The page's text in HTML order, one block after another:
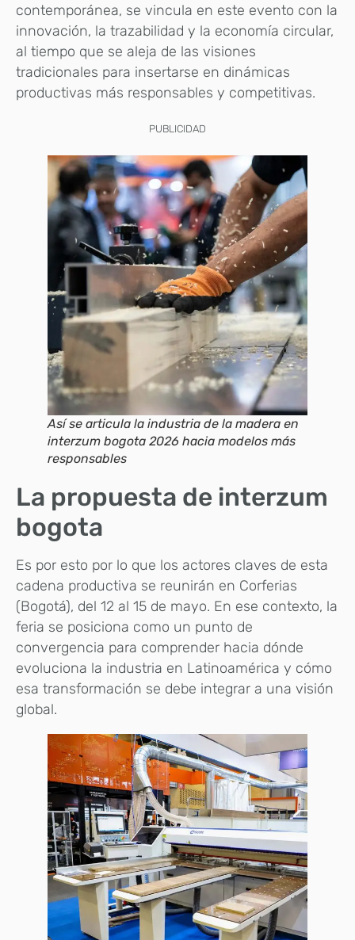
contemporánea, se vincula en este evento con la
innovación, la trazabilidad y la economía circular,
al tiempo que se aleja de las visiones
tradicionales para insertarse en dinámicas
productivas más responsables y competitivas.
PUBLICIDAD
Así se articula la industria de la madera en
interzum bogota 2026 hacia modelos más
responsables
La propuesta de interzum
bogota
Es por esto por lo que los actores claves de esta
cadena productiva se reunirán en Corferias
(Bogotá), del 12 al 15 de mayo. En ese contexto, la
feria se posiciona como un punto de
convergencia para comprender hacia dónde
evoluciona la industria en Latinoamérica y cómo
esa transformación se debe integrar a una visión
global.